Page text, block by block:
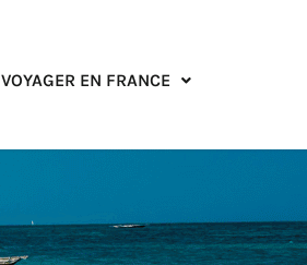
VOYAGER EN FRANCE